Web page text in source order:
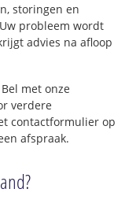
storingen en
probleem wordt
advies na afloop
met onze
verdere
contactformulier op
afspraak.